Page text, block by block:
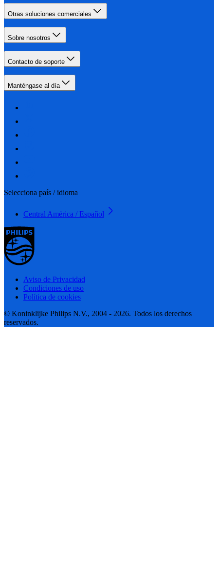
Otras soluciones comerciales
Sobre nosotros
Contacto de soporte
Manténgase al día
Selecciona país / idioma
Central América / Español
Aviso de Privacidad
Condiciones de uso
Política de cookies
© Koninklijke Philips N.V., 2004 - 2026. Todos los derechos
reservados.